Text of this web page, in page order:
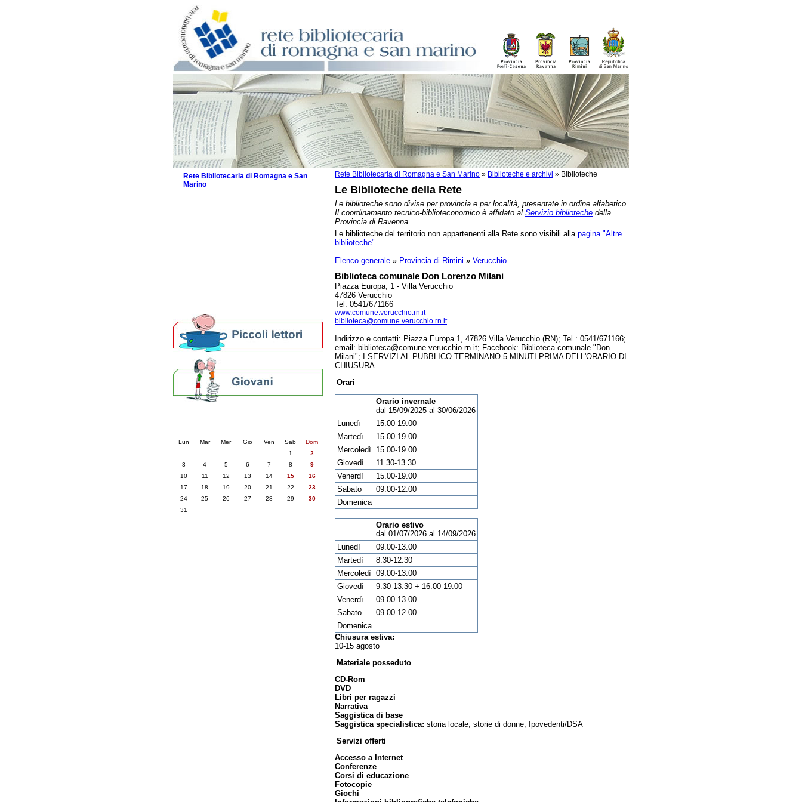
Rete Bibliotecaria di Romagna e San Marino » Biblioteche e archivi » Biblioteche
Le Biblioteche della Rete
Le biblioteche sono divise per provincia e per località, presentate in ordine alfabetico.
Il coordinamento tecnico-biblioteconomico è affidato al Servizio biblioteche della
Provincia di Ravenna.
Le biblioteche del territorio non appartenenti alla Rete sono visibili alla pagina "Altre
biblioteche".
Elenco generale » Provincia di Rimini » Verucchio
Biblioteca comunale Don Lorenzo Milani
Piazza Europa, 1 - Villa Verucchio
47826 Verucchio
Tel. 0541/671166
www.comune.verucchio.rn.it
biblioteca@comune.verucchio.rn.it
Indirizzo e contatti: Piazza Europa 1, 47826 Villa Verucchio (RN); Tel.: 0541/671166;
email: biblioteca@comune.verucchio.rn.it; Facebook: Biblioteca comunale "Don
Milani"; I SERVIZI AL PUBBLICO TERMINANO 5 MINUTI PRIMA DELL'ORARIO DI
CHIUSURA
Orari
Orario invernale
dal 15/09/2025 al 30/06/2026
Lunedì
15.00-19.00
Martedì
15.00-19.00
Mercoledì
15.00-19.00
Giovedì
11.30-13.30
Venerdì
15.00-19.00
Sabato
09.00-12.00
Domenica
Orario estivo
dal 01/07/2026 al 14/09/2026
Lunedì
09.00-13.00
Martedì
8.30-12.30
Mercoledì 09.00-13.00
Giovedì
9.30-13.30 + 16.00-19.00
Venerdì
09.00-13.00
Sabato
09.00-12.00
Domenica
Chiusura estiva:
10-15 agosto
Materiale posseduto
CD-Rom
DVD
Libri per ragazzi
Narrativa
Saggistica di base
Saggistica specialistica: storia locale, storie di donne, Ipovedenti/DSA
Servizi offerti
Accesso a Internet
Conferenze
Corsi di educazione
Fotocopie
Giochi
Rete Bibliotecaria di Romagna e San
Marino
Lun Mar Mer Gio Ven Sab
Dom
1
2
3
4 5 6 7 8
9
10
11 12 13 14 15
16
17
18 19 20 21 22
23
24
25 26 27 28 29
30
31